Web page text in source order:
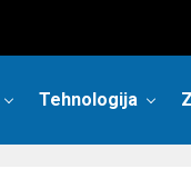
Tehnologija